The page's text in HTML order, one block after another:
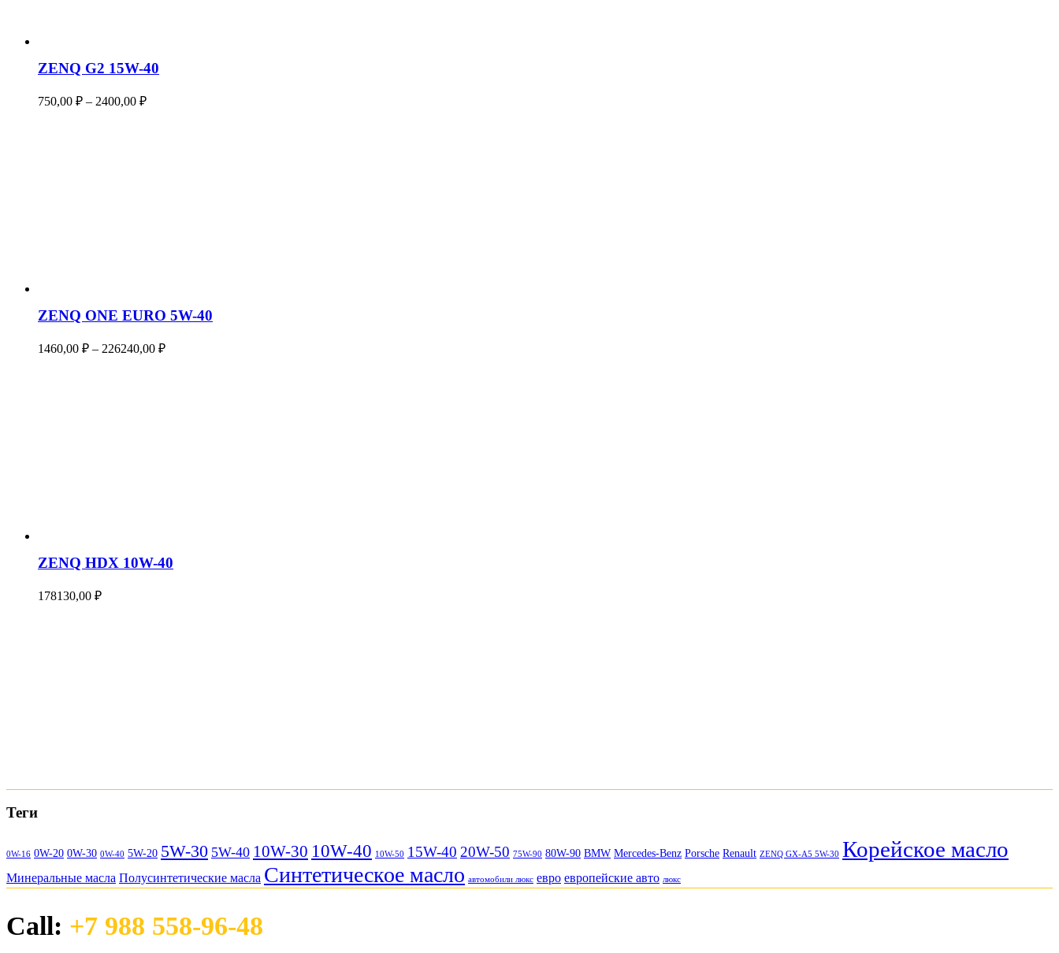
ZENQ G2 15W-40
750,00 ₽ – 2400,00 ₽Диапазон
ZENQ ONE EURO 5W-40
1460,00 ₽ – 226240,00 ₽Диапазон
ZENQ HDX 10W-40
178130,00 ₽
Теги
0W-16 0W-20 0W-30 0W-40 5W-20 5W-30 5W-40 10W-30 10W-40 10W-50 15W-40 20W-50 75W-90 80W-90 BMW Mercedes-Benz Porsche Renault ZENQ GX-A5 5W-30 Корейское масло
Минеральные масла Полусинтетические масла Синтетическое масло автомобили люкс евро европейские авто люкс
Call: +7 988 558-96-48